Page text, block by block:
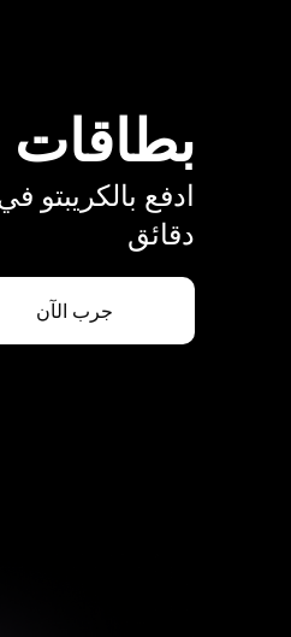
بطاقات
دقائق
جرب الآن